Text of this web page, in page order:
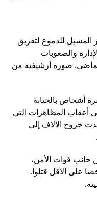
المسيل للدموع لتفريق
والصعوبات
الماضي. صورة أرشيفية من
أشخاص بالخيانة
أعقاب المظاهرات التي
خروج الآلاف إلى
جانب قوات الأمن،
العفو الدولية إن 13 شخصا على الأقل قتلوا.